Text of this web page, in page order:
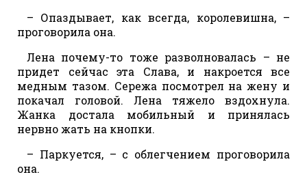
– Опаздывает, как всегда, королевишна, –
проговорила она.
Лена почему-то тоже разволновалась – не
придет сейчас эта Слава, и накроется все
медным тазом. Сережа посмотрел на жену и
покачал головой. Лена тяжело вздохнула.
Жанка достала мобильный и принялась
нервно жать на кнопки.
– Паркуется, – с облегчением проговорила
она.